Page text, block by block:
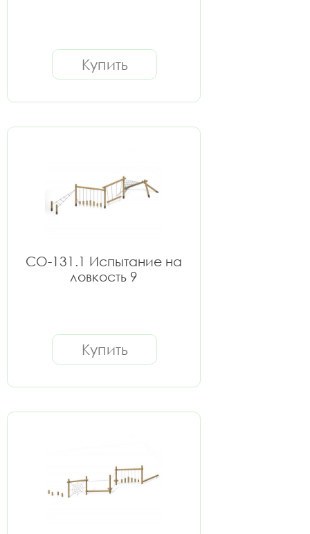
Купить
СО-131.1 Испытание на
ловкость 9
Купить